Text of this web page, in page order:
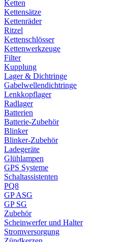
Ketten
Kettensätze
Kettenräder
Ritzel
Kettenschlösser
Kettenwerkzeuge
Filter
Kupplung
Lager & Dichtringe
Gabelwellendichtringe
Lenkkopflager
Radlager
Batterien
Batterie-Zubehör
Blinker
Blinker-Zubehör
Ladegeräte
Glühlampen
GPS Systeme
Schaltassistenten
PQ8
GP ASG
GP SG
Zubehör
Scheinwerfer und Halter
Stromversorgung